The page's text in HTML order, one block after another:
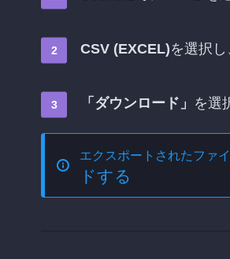
CSV (EXCEL)を選択
「ダウンロード」 を選
エクスポートされたファ
ドする